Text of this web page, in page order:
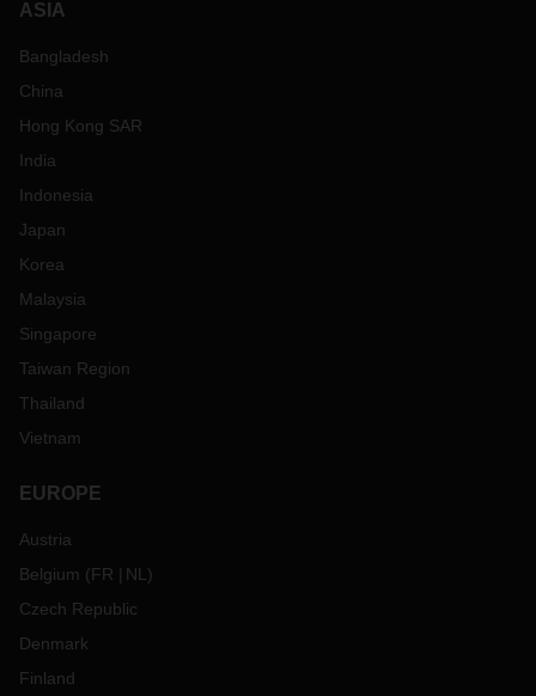
ASIA
Bangladesh
China
Hong Kong SAR
India
Indonesia
Japan
Korea
Malaysia
Singapore
Taiwan Region
Thailand
Vietnam
EUROPE
Austria
Belgium (FR NL )
Czech Republic
Denmark
Finland